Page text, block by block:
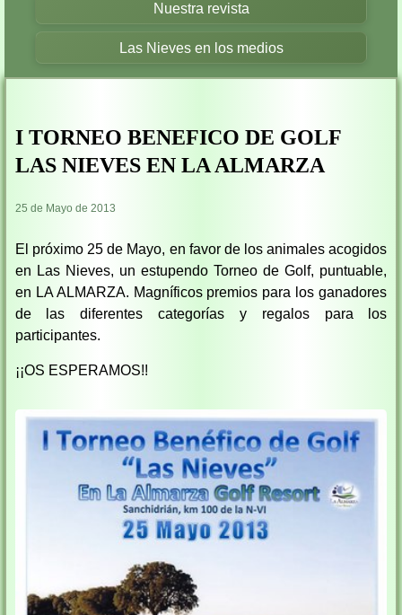
Nuestra revista
Las Nieves en los medios
I TORNEO BENEFICO DE GOLF
LAS NIEVES EN LA ALMARZA
25 de Mayo de 2013
El próximo 25 de Mayo, en favor de los animales acogidos
en Las Nieves, un estupendo Torneo de Golf, puntuable,
en LA ALMARZA. Magníficos premios para los ganadores
de las diferentes categorías y regalos para los
participantes.
¡¡OS ESPERAMOS!!